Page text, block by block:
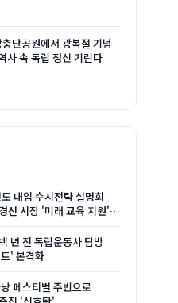
단공원에서 광복절 기념
사 속 독립 정신 기린다
대입 수시전략 설명회
선 시장 '미래 교육 지원'
년 전 독립운동사 탐방
' 본격화
페스티벌 주빈으로